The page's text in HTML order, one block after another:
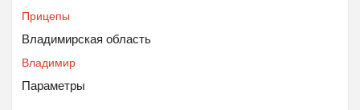
Прицепы
Владимирская область
Владимир
Параметры